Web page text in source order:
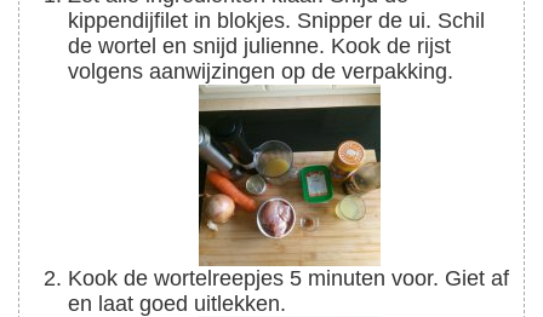
kippendijfilet in blokjes. Snipper de ui. Schil
de wortel en snijd julienne. Kook de rijst
volgens aanwijzingen op de verpakking.
Kook de wortelreepjes 5 minuten voor. Giet af
en laat goed uitlekken.